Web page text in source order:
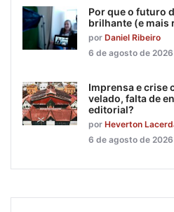
Por que o futuro
brilhante (e mais
por Daniel Ribeiro
6 de agosto de 2026
Imprensa e crise
velado, falta de
editorial?
por Heverton
6 de agosto de 2026